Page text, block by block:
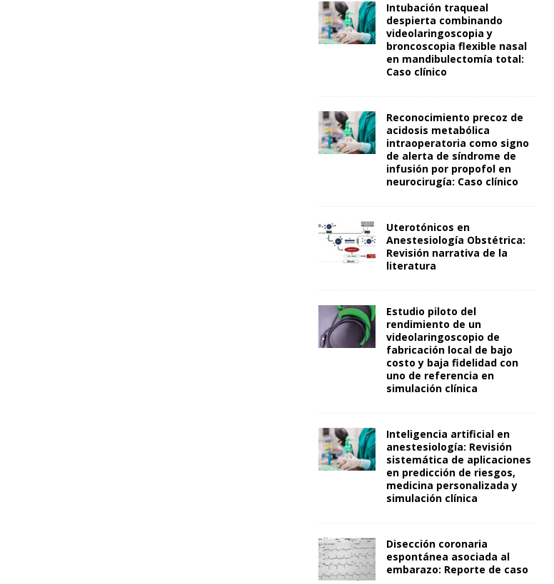
Intubación traqueal
despierta combinando
videolaringoscopia y
broncoscopia flexible nasal
en mandibulectomía total:
Caso clínico
Reconocimiento precoz de
acidosis metabólica
intraoperatoria como signo
de alerta de síndrome de
infusión por propofol en
neurocirugía: Caso clínico
Uterotónicos en
Anestesiología Obstétrica:
Revisión narrativa de la
literatura
Estudio piloto del
rendimiento de un
videolaringoscopio de
fabricación local de bajo
costo y baja fidelidad con
uno de referencia en
simulación clínica
Inteligencia artificial en
anestesiología: Revisión
sistemática de aplicaciones
en predicción de riesgos,
medicina personalizada y
simulación clínica
Disección coronaria
espontánea asociada al
embarazo: Reporte de caso